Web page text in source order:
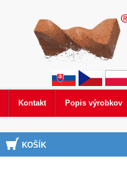
Kontakt Popis výrobkov
KOŠÍK